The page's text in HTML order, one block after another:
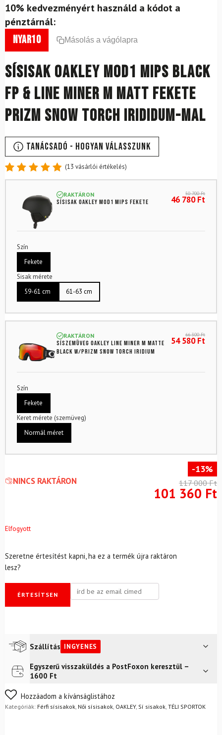
10% kedvezményért használd a kódot a
pénztárnál:
nyar10 Másolás a vágólapra
Sísisak OAKLEY Mod1 Mips Black
FP & Line Miner M matt fekete
Prizm Snow Torch Irididum-mal
Tanácsadó - Hogyan válasszunk
Értékelés
5-ből,
13
értékelés
alapján
(13 vásárlói értékelés)
RAKTÁRON
Sísisak OAKLEY Mod1 Mips Fekete
50 700Ft
46 780Ft
Szín
Fekete
Sisak mérete
59-61 cm
61-63 cm
RAKTÁRON
Síszemüveg OAKLEY Line Miner M Matte
Black w/Prizm Snow Torch Iridium
66 300Ft
54 580Ft
Szín
Fekete
Keret mérete (szemüveg)
Normál méret
NINCS RAKTÁRON
-13%
117 000Ft
101 360 Ft
Elfogyott
Szeretne értesítést kapni, ha ez a termék újra raktáron
lesz?
ÉRTESÍTSEN
Szállítás INGYENES
Futár a címreIngyenes
FoxPost
Egyszerű visszaküldés a PostFoxon keresztül –
1600 Ft
Nem biztos a választásában? Semmi gond – a terméket
egyszerűen visszaküldheti 14 napon belül, indoklás nélkül.
Hozzáadom a kívánságlistához
Kategóriák: Férfi sísisakok, Női sísisakok, OAKLEY, Sí sisakok, TÉLI SPORTOK